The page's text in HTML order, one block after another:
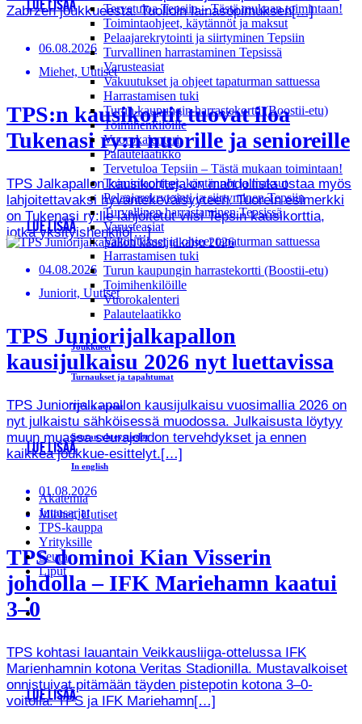
Tervetuloa Tepsiin – Tästä mukaan toimintaan!
Toimintaohjeet, käytännöt ja maksut
Pelaajarekrytointi ja siirtyminen Tepsiin
Turvallinen harrastaminen Tepsissä
Varusteasiat
Vakuutukset ja ohjeet tapaturman sattuessa
Harrastamisen tuki
Turun kaupungin harrastekortti (Boostii-etu)
Toimihenkilöille
Vuorokalenteri
Palautelaatikko
Tervetuloa Tepsiin – Tästä mukaan toimintaan!
Toimintaohjeet, käytännöt ja maksut
Pelaajarekrytointi ja siirtyminen Tepsiin
Turvallinen harrastaminen Tepsissä
Varusteasiat
Vakuutukset ja ohjeet tapaturman sattuessa
Harrastamisen tuki
Turun kaupungin harrastekortti (Boostii-etu)
Toimihenkilöille
Vuorokalenteri
Palautelaatikko
Joukkueet
Turnaukset ja tapahtumat
TPS:n ottelut
Seuran yhteystiedot
In english
Akatemia
Juttusarjat
TPS-kauppa
Yrityksille
Seura
Liput
Zabrzen joukkueesta. Tuolloin lainasopimuksen[…]
LUE LISÄÄ
06.08.2026
Miehet, Uutiset
TPS:n kausikortit tuovat iloa
Tukenasi ry:n nuorille ja senioreille
TPS Jalkapallon kausikortteja on mahdollista ostaa myös
lahjoitettavaksi hyväntekeväisyyteen. Tuorein esimerkki
on Tukenasi ry:lle lahjoitetut viisi Tepsin kausikorttia,
jotka yksityishenkilö[…]
LUE LISÄÄ
04.08.2026
Juniorit, Uutiset
TPS Juniorijalkapallon
kausijulkaisu 2026 nyt luettavissa
TPS Juniorijalkapallon kausijulkaisu vuosimallia 2026 on
nyt julkaistu sähköisessä muodossa. Julkaisusta löytyy
muun muassa seurajohdon tervehdykset ja ennen
kaikkea joukkue-esittelyt.[…]
LUE LISÄÄ
01.08.2026
Miehet, Uutiset
TPS dominoi Kian Visserin
johdolla – IFK Mariehamn kaatui
3–0
TPS kohtasi lauantain Veikkausliiga-ottelussa IFK
Marienhamnin kotona Veritas Stadionilla. Mustavalkoiset
onnistuivat pitämään täyden pistepotin kotona 3–0-
voitolla. TPS ja IFK Mariehamn[…]
LUE LISÄÄ